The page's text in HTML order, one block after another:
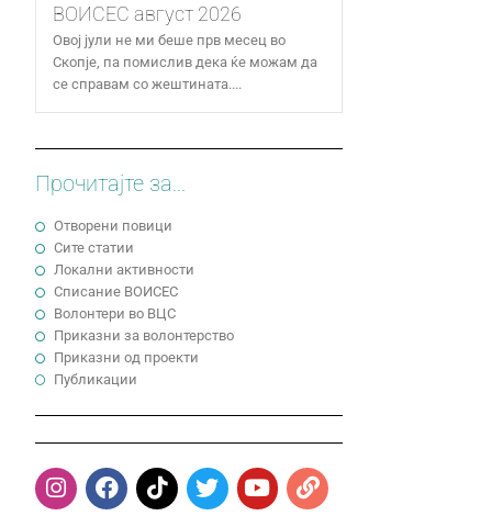
ВОИСЕС август 2026
Овој јули не ми беше прв месец во
Скопје, па помислив дека ќе можам да
се справам со жештината....
Прочитајте за...
Отворени повици
Сите статии
Локални активности
Cписание ВОИСЕС
Волонтери во ВЦС
Приказни за волонтерство
Приказни од проекти
Публикации